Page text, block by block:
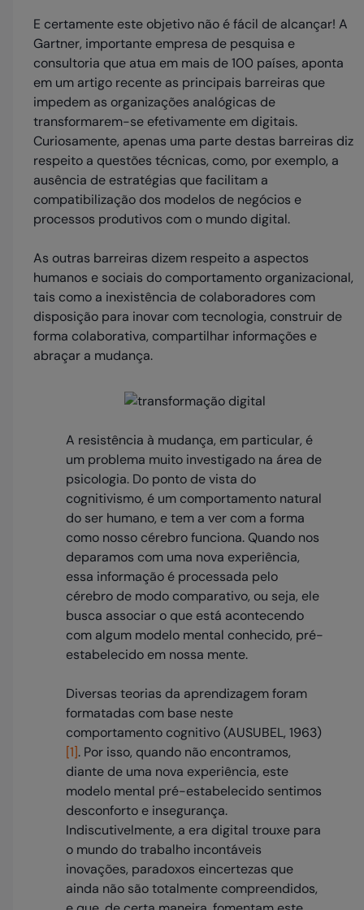
E certamente este objetivo não é fácil de alcançar! A
Gartner, importante empresa de pesquisa e
consultoria que atua em mais de 100 países, aponta
em um artigo recente as principais barreiras que
impedem as organizações analógicas de
transformarem-se efetivamente em digitais.
Curiosamente, apenas uma parte destas barreiras diz
respeito a questões técnicas, como, por exemplo, a
ausência de estratégias que facilitam a
compatibilização dos modelos de negócios e
processos produtivos com o mundo digital.
As outras barreiras dizem respeito a aspectos
humanos e sociais do comportamento organizacional,
tais como a inexistência de colaboradores com
disposição para inovar com tecnologia, construir de
forma colaborativa, compartilhar informações e
abraçar a mudança.
A resistência à mudança, em particular, é
um problema muito investigado na área de
psicologia. Do ponto de vista do
cognitivismo, é um comportamento natural
do ser humano, e tem a ver com a forma
como nosso cérebro funciona. Quando nos
deparamos com uma nova experiência,
essa informação é processada pelo
cérebro de modo comparativo, ou seja, ele
busca associar o que está acontecendo
com algum modelo mental conhecido, pré-
estabelecido em nossa mente.
Diversas teorias da aprendizagem foram
formatadas com base neste
comportamento cognitivo (AUSUBEL, 1963)
[1]. Por isso, quando não encontramos,
diante de uma nova experiência, este
modelo mental pré-estabelecido sentimos
desconforto e insegurança.
Indiscutivelmente, a era digital trouxe para
o mundo do trabalho incontáveis
inovações, paradoxos eincertezas que
ainda não são totalmente compreendidos,